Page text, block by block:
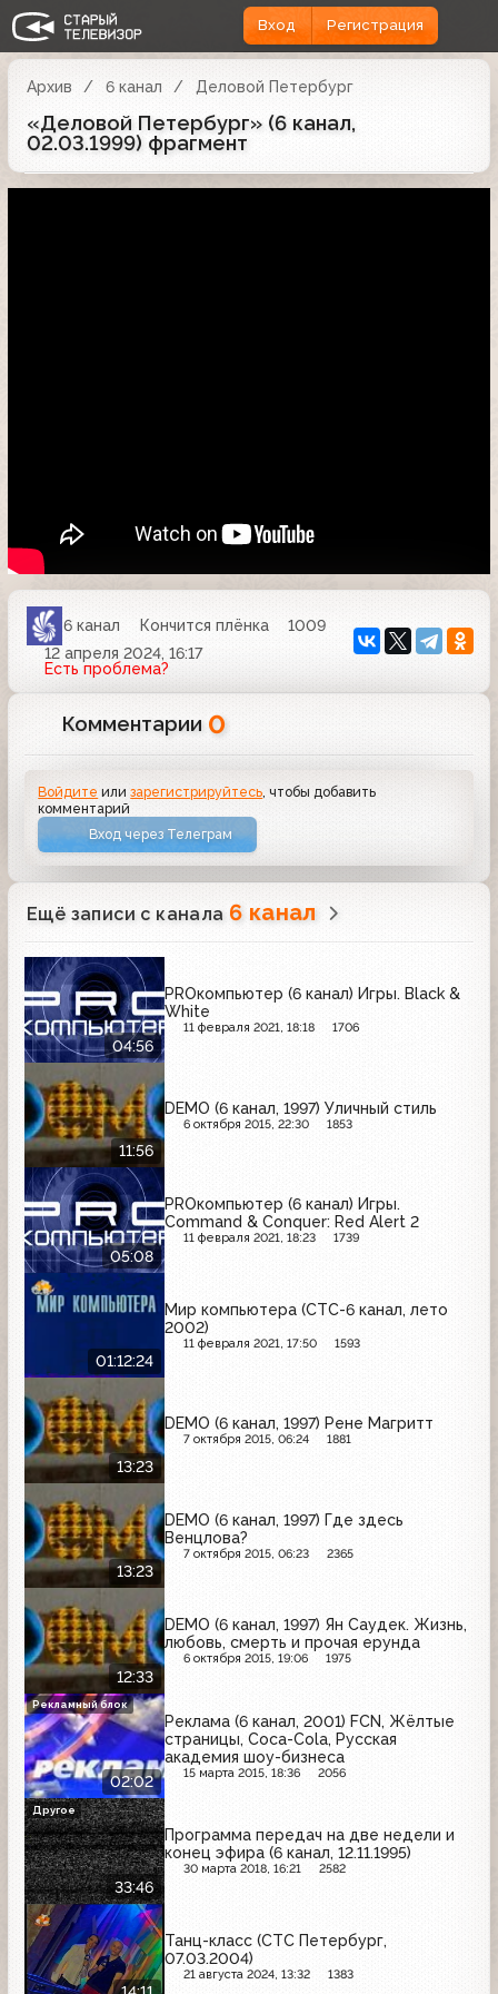
Вход Регистрация
Архив 6 канал Деловой Петербург
«Деловой Петербург» (6 канал,
02.03.1999) фрагмент
6 канал Кончится плёнка
1009
12 апреля 2024, 16:17
Есть проблема?
Комментарии 0
Войдите илизарегистрируйтесь , чтобы добавить
комментарий
Вход через Телеграм
Ещё записи с канала 6 канал
04:56
PROкомпьютер (6 канал) Игры. Black &
White
11 февраля 2021, 18:18 1706
11:56
DEMO (6 канал, 1997) Уличный стиль
6 октября 2015, 22:30 1853
05:08
PROкомпьютер (6 канал) Игры.
Command & Conquer: Red Alert 2
11 февраля 2021, 18:23 1739
01:12:24
Мир компьютера (СТС-6 канал, лето
2002)
11 февраля 2021, 17:50 1593
13:23
DEMO (6 канал, 1997) Рене Магритт
7 октября 2015, 06:24 1881
13:23
DEMO (6 канал, 1997) Где здесь
Венцлова?
7 октября 2015, 06:23 2365
12:33
DEMO (6 канал, 1997) Ян Саудек. Жизнь,
любовь, смерть и прочая ерунда
6 октября 2015, 19:06 1975
02:02
Реклама (6 канал, 2001) FCN, Жёлтые
страницы, Coca-Cola, Русская
академия шоу-бизнеса
15 марта 2015, 18:36 2056
Рекламный блок
33:46
Программа передач на две недели и
конец эфира (6 канал, 12.11.1995)
30 марта 2018, 16:21 2582
Другое
Танц-класс (СТС Петербург,
07.03.2004)
21 августа 2024, 13:32 1383